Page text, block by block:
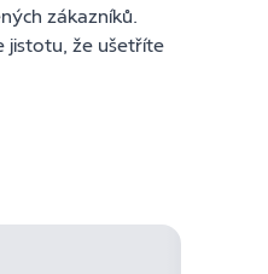
zákazníků.
jistotu, že ušetříte